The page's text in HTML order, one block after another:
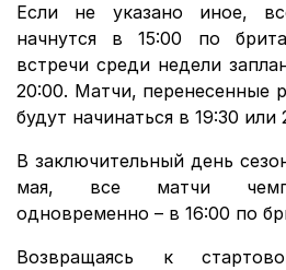
Если не указано иное,
начнутся в 15:00 по
встречи среди недели
20:00. Матчи, перенесенные
будут начинаться в 19:30 или
В заключительный день
мая, все матчи
одновременно – в 16:00 по
Возвращаясь к